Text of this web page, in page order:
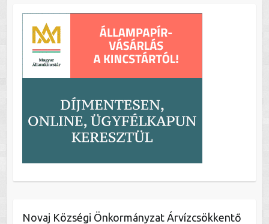
Novaj Községi Önkormányzat Árvízcsökkentő